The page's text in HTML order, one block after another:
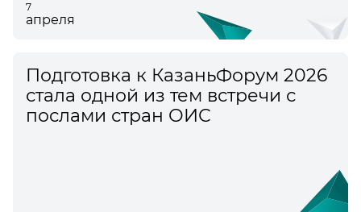
7
апреля
Подготовка к КазаньФорум 2026
стала одной из тем встречи с
послами стран ОИС